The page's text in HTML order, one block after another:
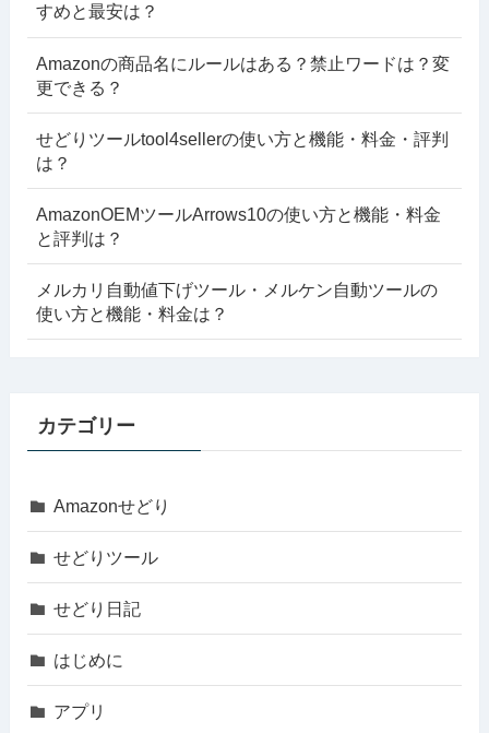
すめと最安は？
Amazonの商品名にルールはある？禁止ワードは？変
更できる？
せどりツールtool4sellerの使い方と機能・料金・評判
は？
AmazonOEMツールArrows10の使い方と機能・料金
と評判は？
メルカリ自動値下げツール・メルケン自動ツールの
使い方と機能・料金は？
カテゴリー
Amazonせどり
せどりツール
せどり日記
はじめに
アプリ